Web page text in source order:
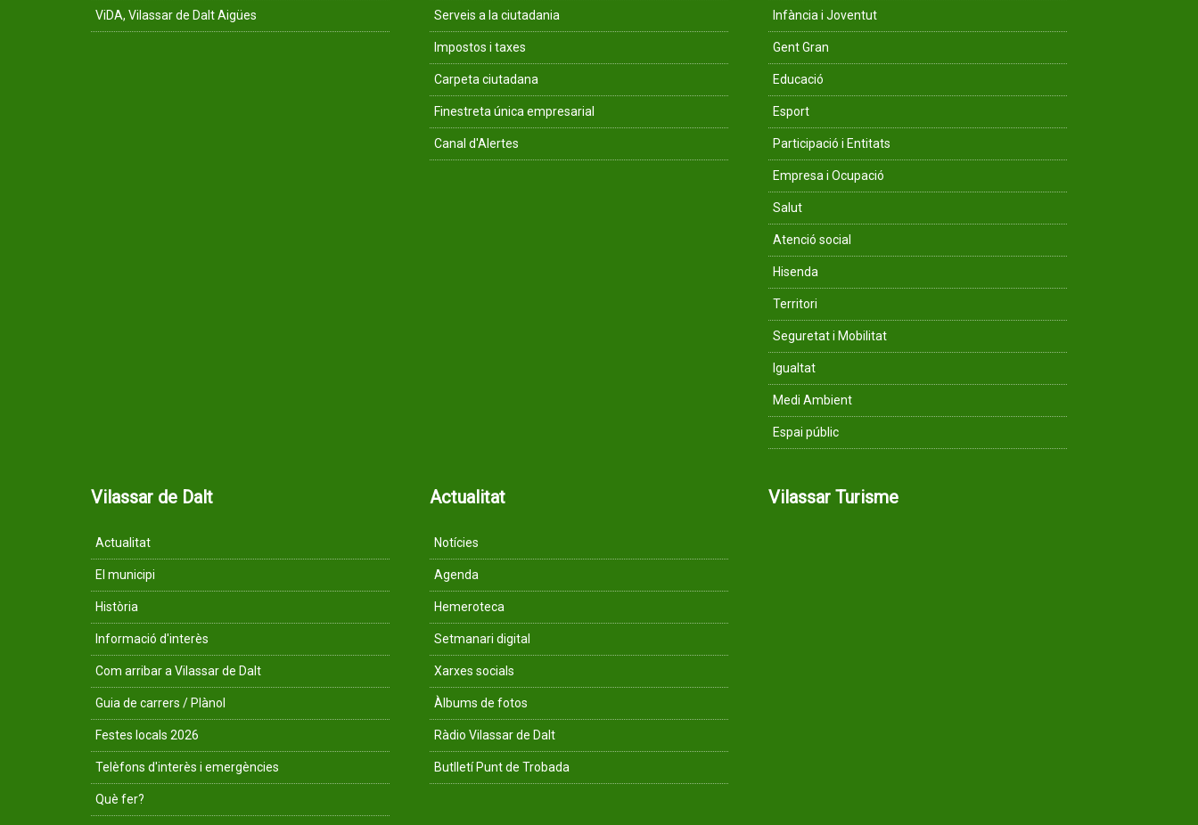
ViDA, Vilassar de Dalt Aigües Serveis a la ciutadania
Impostos i taxes
Carpeta ciutadana
Finestreta única empresarial
Canal d'Alertes
Infància i Joventut
Gent Gran
Educació
Esport
Participació i Entitats
Empresa i Ocupació
Salut
Atenció social
Hisenda
Territori
Seguretat i Mobilitat
Igualtat
Medi Ambient
Espai públic
Vilassar de Dalt
Actualitat
El municipi
Història
Informació d'interès
Com arribar a Vilassar de Dalt
Guia de carrers / Plànol
Festes locals 2026
Telèfons d'interès i emergències
Què fer?
Actualitat
Notícies
Agenda
Hemeroteca
Setmanari digital
Xarxes socials
Àlbums de fotos
Ràdio Vilassar de Dalt
Butlletí Punt de Trobada
Vilassar Turisme